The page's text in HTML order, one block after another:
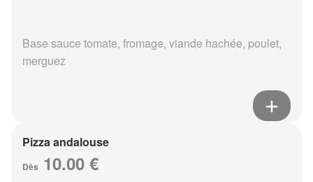
Base sauce tomate, fromage, viande hachée, poulet,
merguez
Pizza andalouse
Dès 10.00 €